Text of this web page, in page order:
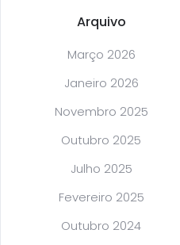
Arquivo
Março 2026
Janeiro 2026
Novembro 2025
Outubro 2025
Julho 2025
Fevereiro 2025
Outubro 2024